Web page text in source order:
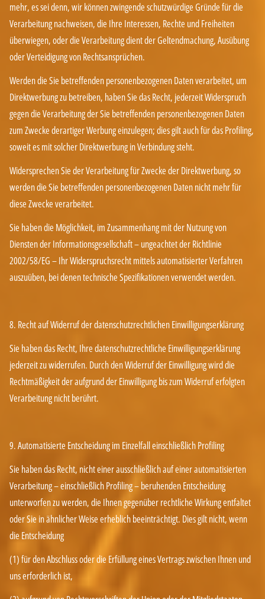
mehr, es sei denn, wir können zwingende schutzwürdige Gründe für die
Verarbeitung nachweisen, die Ihre Interessen, Rechte und Freiheiten
überwiegen, oder die Verarbeitung dient der Geltendmachung, Ausübung
oder Verteidigung von Rechtsansprüchen.
Werden die Sie betreffenden personenbezogenen Daten verarbeitet, um
Direktwerbung zu betreiben, haben Sie das Recht, jederzeit Widerspruch
gegen die Verarbeitung der Sie betreffenden personenbezogenen Daten
zum Zwecke derartiger Werbung einzulegen; dies gilt auch für das Profiling,
soweit es mit solcher Direktwerbung in Verbindung steht.
Widersprechen Sie der Verarbeitung für Zwecke der Direktwerbung, so
werden die Sie betreffenden personenbezogenen Daten nicht mehr für
diese Zwecke verarbeitet.
Sie haben die Möglichkeit, im Zusammenhang mit der Nutzung von
Diensten der Informationsgesellschaft – ungeachtet der Richtlinie
2002/58/EG – Ihr Widerspruchsrecht mittels automatisierter Verfahren
auszuüben, bei denen technische Spezifikationen verwendet werden.
8. Recht auf Widerruf der datenschutzrechtlichen Einwilligungserklärung
Sie haben das Recht, Ihre datenschutzrechtliche Einwilligungserklärung
jederzeit zu widerrufen. Durch den Widerruf der Einwilligung wird die
Rechtmäßigkeit der aufgrund der Einwilligung bis zum Widerruf erfolgten
Verarbeitung nicht berührt.
9. Automatisierte Entscheidung im Einzelfall einschließlich Profiling
Sie haben das Recht, nicht einer ausschließlich auf einer automatisierten
Verarbeitung – einschließlich Profiling – beruhenden Entscheidung
unterworfen zu werden, die Ihnen gegenüber rechtliche Wirkung entfaltet
oder Sie in ähnlicher Weise erheblich beeinträchtigt. Dies gilt nicht, wenn
die Entscheidung
(1) für den Abschluss oder die Erfüllung eines Vertrags zwischen Ihnen und
uns erforderlich ist,